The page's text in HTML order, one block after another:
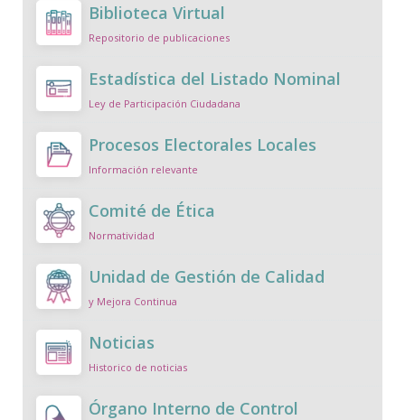
Biblioteca Virtual
Repositorio de publicaciones
Estadística del Listado Nominal
Ley de Participación Ciudadana
Procesos Electorales Locales
Información relevante
Comité de Ética
Normatividad
Unidad de Gestión de Calidad
y Mejora Continua
Noticias
Historico de noticias
Órgano Interno de Control